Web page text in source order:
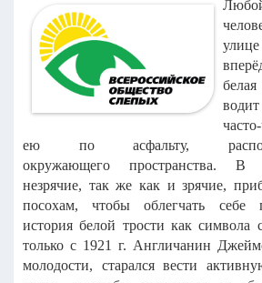
ею по асфальту,
окружающего пространства. В
незрячие, так же как и зрячие,
посохам, чтобы облегчать себе
история белой трости каксимвола
только с 1921 г. Англичанин
молодости, старался вести